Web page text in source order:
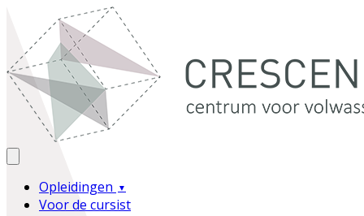
Opleidingen
Voor de cursist